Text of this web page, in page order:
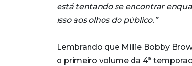
está tentando se encontrar
isso aos olhos do público.”
Lembrando que Millie Bobby
o primeiro volume da 4ª